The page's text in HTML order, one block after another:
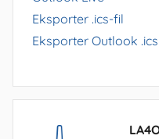
Eksporter .ics-fil
Eksporter Outlook